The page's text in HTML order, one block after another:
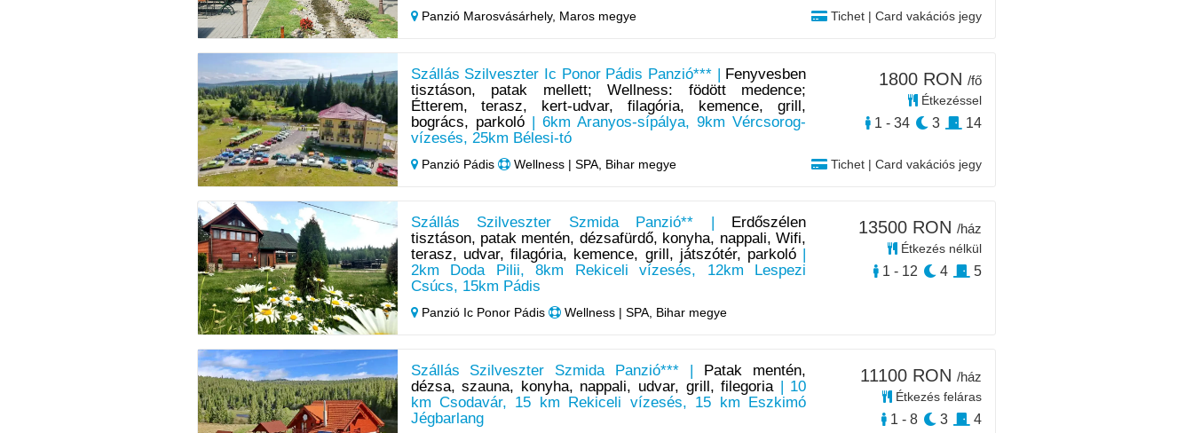
Panzió Marosvásárhely, Maros megye Tichet | Card vakációs jegy
Szállás Szilveszter Ic Ponor Pádis Panzió*** |
Fenyvesben
tisztáson, patak mellett; Wellness: födött medence;
Étterem, terasz, kert-udvar, filagória, kemence, grill,
bogrács, parkoló| 6km Aranyos-sípálya, 9km Vércsorog-
vízesés, 25km Bélesi-tó
Panzió Pádis Wellness | SPA, Bihar megye Tichet | Card vakációs jegy
1800 RON /fő
Étkezéssel
1 - 34 3 14
Szállás Szilveszter Szmida Panzió** |
Erdőszélen
tisztáson, patak mentén, dézsafürdő, konyha, nappali, Wifi,
terasz, udvar, filagória, kemence, grill, játszótér, parkoló
2km Doda Pilii, 8km Rekiceli vízesés, 12km Lespezi
Csúcs, 15km Pádis
Panzió Ic Ponor Pádis Wellness | SPA, Bihar megye
13500 RON /ház
Étkezés nélkül
1 - 12 4 5
Szállás Szilveszter Szmida Panzió*** |
Patak mentén,
dézsa, szauna, konyha, nappali, udvar, grill, filegoria| 10
km Csodavár, 15 km Rekiceli vízesés, 15 km Eszkimó
Jégbarlang
11100 RON /ház
Étkezés feláras
1 - 8 3 4